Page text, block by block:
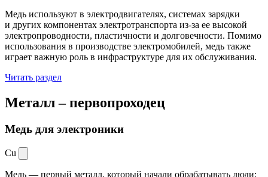
Медь используют в электродвигателях, системах зарядки
и других компонентах электротранспорта из-за ее высокой
электропроводности, пластичности и долговечности. Помимо
использования в производстве электромобилей, медь также
играет важную роль в инфраструктуре для их обслуживания.
Читать раздел
Металл –первопроходец
Медь для электроники
Cu
Медь — первый металл, который начали обрабатывать люди: